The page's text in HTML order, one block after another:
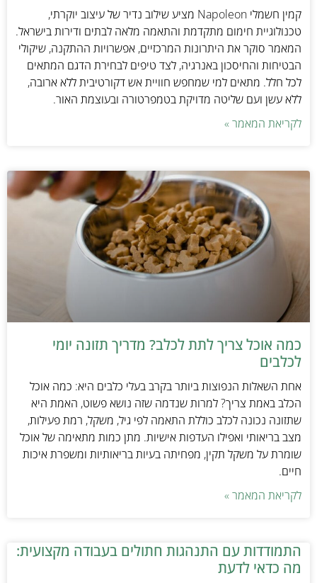
קמין חשמלי Napoleon מציע שילוב נדיר של עיצוב יוקרתי,
טכנולוגיית חימום מתקדמת והתאמה מלאה לבתים ודירות בישראל.
המאמר סוקר את היתרונות המרכזיים, אפשרויות ההתקנה, שיקולי
הבטיחות והחיסכון באנרגיה, לצד טיפים לבחירת הדגם המתאים
לכל חלל. מתאים למי שמחפש חוויית אש דקורטיבית ללא ארובה,
ללא עשן ועם שליטה מדויקת בטמפרטורה ובעוצמת האור.
לקריאת המאמר »
כמה אוכל צריך לתת לכלב? מדריך תזונה יומי
לכלבים
אחת השאלות הנפוצות ביותר בקרב בעלי כלבים היא: כמה אוכל
הכלב באמת צריך? למרות שנדמה שזה נושא פשוט, האמת היא
שתזונה נכונה לכלב כוללת התאמה לפי גיל, משקל, רמת פעילות,
מצב בריאותי ואפילו העדפות אישיות. מתן כמות מתאימה של אוכל
שומרת על משקל תקין, מפחיתה בעיות בריאותיות ומשפרת איכות
חיים.
לקריאת המאמר »
התמודדות עם התנהגות חתולים בעבודה מקצועית:
מה כדאי לדעת